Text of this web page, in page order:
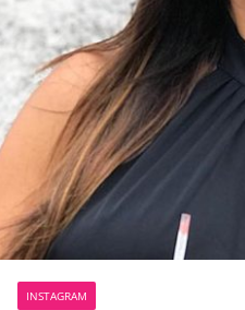
INSTAGRAM